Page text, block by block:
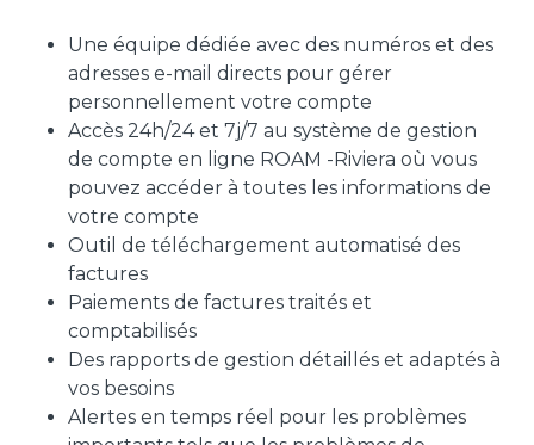
Une équipe dédiée avec des numéros et des
adresses e-mail directs pour gérer
personnellement votre compte
Accès 24h/24 et 7j/7 au système de gestion
de compte en ligne ROAM -Riviera où vous
pouvez accéder à toutes les informations de
votre compte
Outil de téléchargement automatisé des
factures
Paiements de factures traités et
comptabilisés
Des rapports de gestion détaillés et adaptés à
vos besoins
Alertes en temps réel pour les problèmes